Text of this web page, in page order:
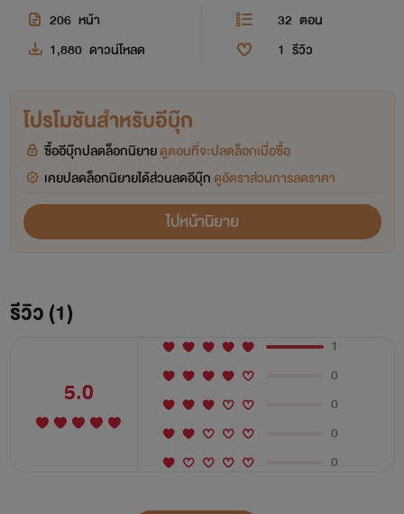
206 หน้า 32 ตอน
1,880 ดาวน์โหลด 1 รีวิว
โปรโมชันสำหรับอีบุ๊ก
ซื้ออีบุ๊กปลดล็อกนิยายดูตอนที่จะปลดล็อกเมื่อซื้อ
เคยปลดล็อกนิยายได้ส่วนลดอีบุ๊ก ดูอัตราส่วนการลดราคา
ไปหน้านิยาย
รีวิว (1)
5.0
1
0
0
0
0